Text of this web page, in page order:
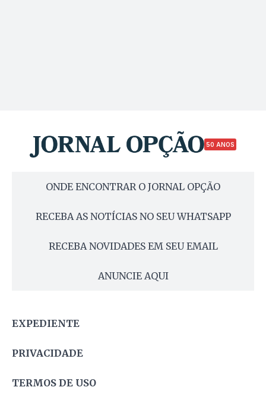
50 ANOS
ONDE ENCONTRAR O JORNAL OPÇÃO
RECEBA AS NOTÍCIAS NO SEU WHATSAPP
RECEBA NOVIDADES EM SEU EMAIL
ANUNCIE AQUI
EXPEDIENTE
PRIVACIDADE
TERMOS DE USO